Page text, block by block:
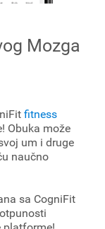
Mozga
fitness
Obuka može
um i druge
naučno
sa CogniFit